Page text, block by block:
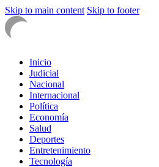
Skip to main content Skip to footer
Inicio
Judicial
Nacional
Internacional
Política
Economía
Salud
Deportes
Entretenimiento
Tecnología